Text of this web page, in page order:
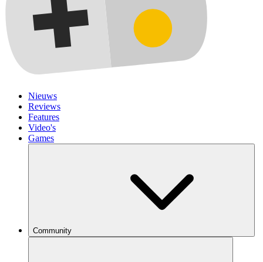
Nieuws
Reviews
Features
Video's
Games
Community